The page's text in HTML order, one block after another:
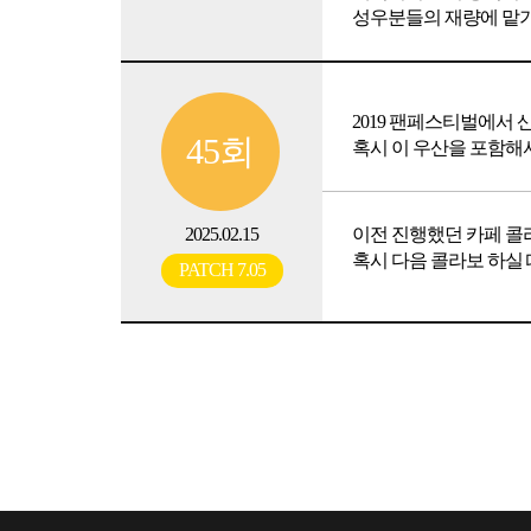
성우분들의 재량에 맡
45회
2025.02.15
PATCH 7.05
2019 팬페스티벌에서
혹시 이 우산을 포함해
이전 진행했던 카페
혹시 다음 콜라보 하실